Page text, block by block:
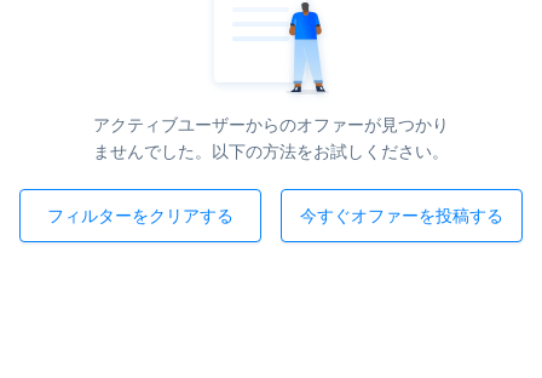
アクティブユーザーからのオファーが見つかり
ませんでした。以下の方法をお試しください。
フィルターをクリアする 今すぐオファーを投稿する